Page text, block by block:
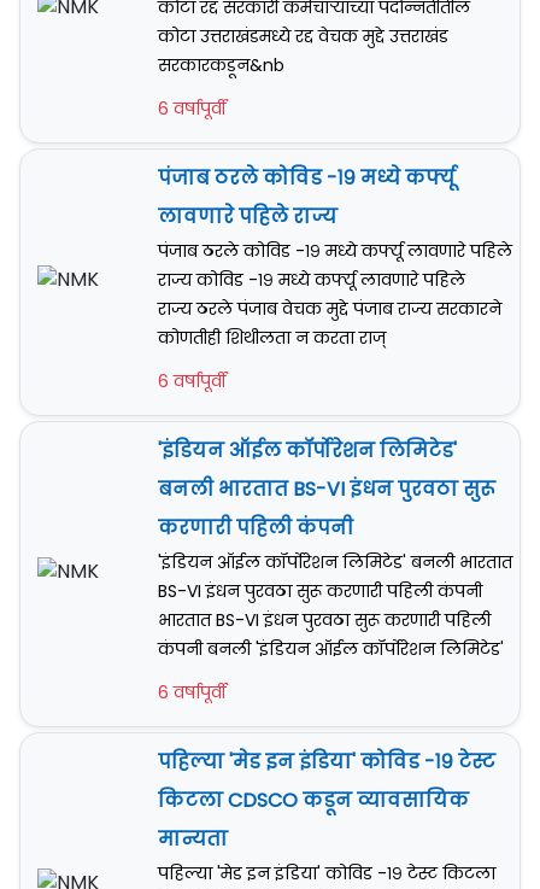
कोटा रद्द सरकारी कर्मचार्‍यांच्या पदोन्नतीतील
कोटा उत्तराखंडमध्ये रद्द वेचक मुद्दे उत्तराखंड
सरकारकडून&nb
6 वर्षापूर्वी
पंजाब ठरले कोविड -१९ मध्ये कर्फ्यू
लावणारे पहिले राज्य
पंजाब ठरले कोविड -१९ मध्ये कर्फ्यू लावणारे पहिले
राज्य कोविड -१९ मध्ये कर्फ्यू लावणारे पहिले
राज्य ठरले पंजाब वेचक मुद्दे पंजाब राज्य सरकारने
कोणतीही शिथीलता न करता राज्
6 वर्षापूर्वी
'इंडियन ऑईल कॉर्पोरेशन लिमिटेड'
बनली भारतात BS-VI इंधन पुरवठा सुरू
करणारी पहिली कंपनी
'इंडियन ऑईल कॉर्पोरेशन लिमिटेड' बनली भारतात
BS-VI इंधन पुरवठा सुरू करणारी पहिली कंपनी
भारतात BS-VI इंधन पुरवठा सुरू करणारी पहिली
कंपनी बनली 'इंडियन ऑईल कॉर्पोरेशन लिमिटेड'
6 वर्षापूर्वी
पहिल्या 'मेड इन इंडिया' कोविड -१९ टेस्ट
किटला CDSCO कडून व्यावसायिक
मान्यता
पहिल्या 'मेड इन इंडिया' कोविड -१९ टेस्ट किटला